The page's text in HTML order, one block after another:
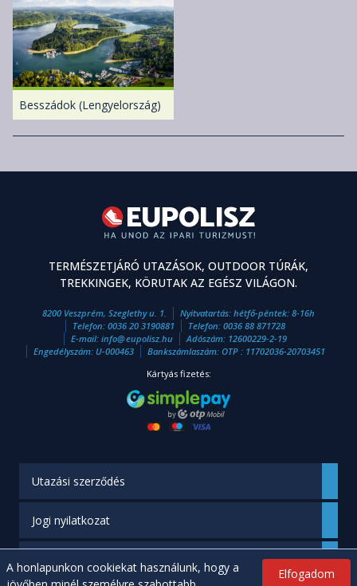
Besszádok (Lengyelország)
TERMÉSZETJÁRÓ UTAZÁSOK, OUTDOOR TÚRÁK,
TREKKINGEK, KÖRUTAK AZ EGÉSZ VILÁGON.
8200 Veszprém, Szeglethy u. 1.
Nyitvatartás: hétfő-péntek: 8-16h
Telefon: 0036 20 3190881 Telefon: 0036 88 871728
E-mail: info@eupolisz.hu
Adószám: 12600229-2-19
Engedélyszám: U-000463
Bankszámlaszám: OTP : 11702036-20703451
Kártyás fizetés:
Utazási szerződés
Jogi nyilatkozat
Elfogadom
A honlapunkon cookiekat használunk, hogy a